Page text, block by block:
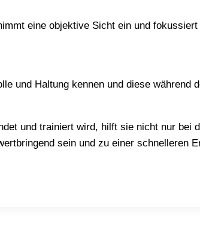
eine objektive Sicht ein und
und Haltung kennen und diese während
und trainiert wird, hilft sie nicht nur bei
sein und zu einer schnelleren